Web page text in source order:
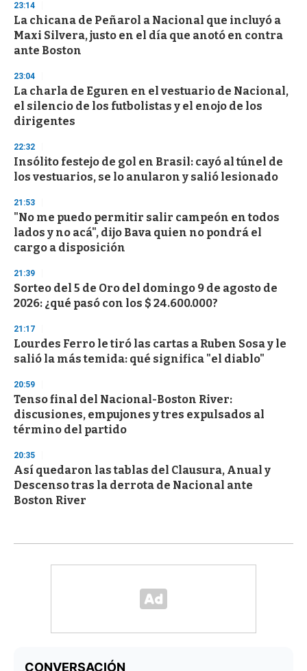
d
s
o
f
3
s
e
c
o
n
23:14
La chicana de Peñarol a Nacional que incluyó a
Maxi Silvera, justo en el día que anotó en contra
ante Boston
23:04
La charla de Eguren en el vestuario de Nacional,
el silencio de los futbolistas y el enojo de los
dirigentes
22:32
Insólito festejo de gol en Brasil: cayó al túnel de
los vestuarios, se lo anularon y salió lesionado
21:53
"No me puedo permitir salir campeón en todos
lados y no acá", dijo Bava quien no pondrá el
cargo a disposición
21:39
Sorteo del 5 de Oro del domingo 9 de agosto de
2026: ¿qué pasó con los $ 24.600.000?
21:17
Lourdes Ferro le tiró las cartas a Ruben Sosa y le
salió la más temida: qué significa "el diablo"
20:59
Tenso final del Nacional-Boston River:
discusiones, empujones y tres expulsados al
término del partido
20:35
Así quedaron las tablas del Clausura, Anual y
Descenso tras la derrota de Nacional ante
Boston River